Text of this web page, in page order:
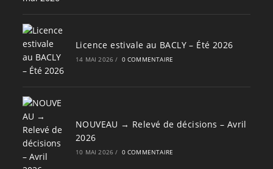
Licence estivale au BACLY – Été 2026
14 MAI 2026 / 0 COMMENTAIRE
NOUVEAU → Relevé de décisions – Avril
2026
10 MAI 2026 / 0 COMMENTAIRE